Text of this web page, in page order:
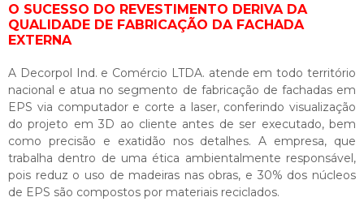
O SUCESSO DO REVESTIMENTO DERIVA DA
QUALIDADE DE FABRICAÇÃO DA FACHADA
EXTERNA
A Decorpol Ind. e Comércio LTDA. atende em todo território
nacional e atua no segmento de fabricação de fachadas em
EPS via computador e corte a laser, conferindo visualização
do projeto em 3D ao cliente antes de ser executado, bem
como precisão e exatidão nos detalhes. A empresa, que
trabalha dentro de uma ética ambientalmente responsável,
pois reduz o uso de madeiras nas obras, e 30% dos núcleos
de EPS são compostos por materiais reciclados.